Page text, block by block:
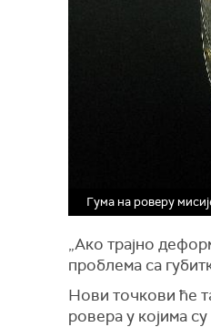
Гума на роверу
„Ако трајно
проблема са
Нови точкови ће
ровера у којима